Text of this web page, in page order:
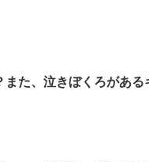
た、泣きぼくろがある